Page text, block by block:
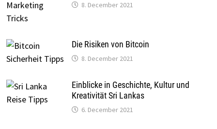
8. December 2021
Die Risiken von Bitcoin
8. December 2021
Einblicke in Geschichte, Kultur und
Kreativität Sri Lankas
6. December 2021